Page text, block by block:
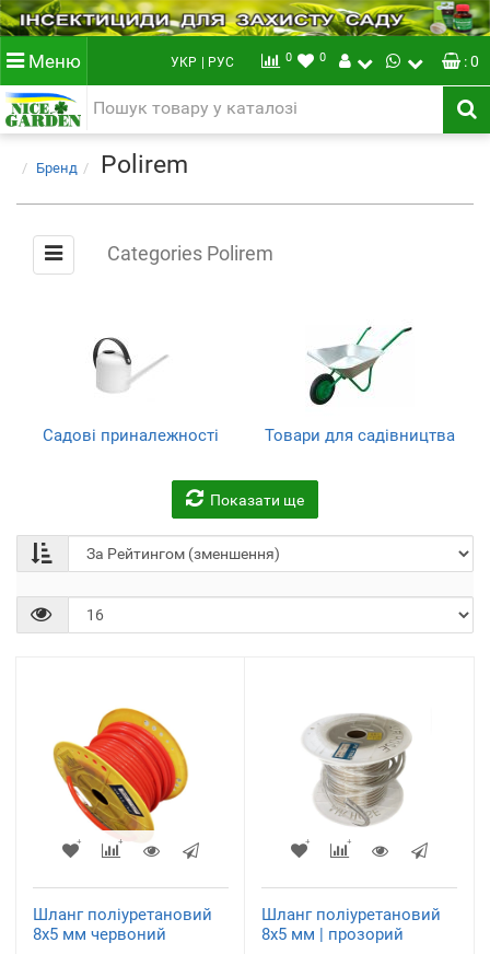
Меню УКР | РУС 0 0 : 0
Бренд Polirem
Categories Polirem
Садові приналежності Товари для садівництва
Показати ще
Шланг поліуретановий
8х5 мм червоний
Шланг поліуретановий
8х5 мм | прозорий